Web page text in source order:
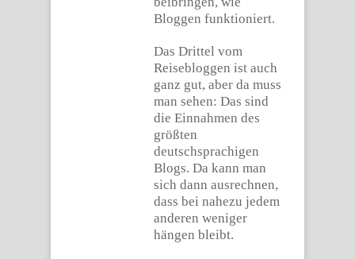
Bloggen funktioniert.
Das Drittel vom
Reisebloggen ist auch
ganz gut, aber da muss
man sehen: Das sind
die Einnahmen des
größten
deutschsprachigen
Blogs. Da kann man
sich dann ausrechnen,
dass bei nahezu jedem
anderen weniger
hängen bleibt.